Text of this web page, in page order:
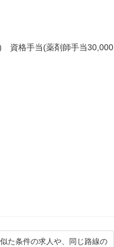
資格手当(薬剤師手当30,000
た条件の求人や、同じ路線の